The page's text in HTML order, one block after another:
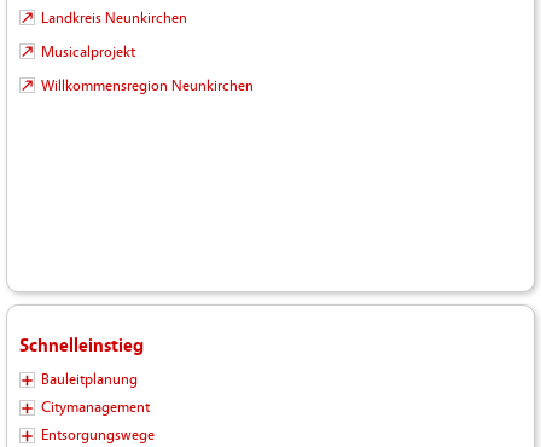
Landkreis Neunkirchen
Musicalprojekt
Willkommensregion Neunkirchen
Schnelleinstieg
Bauleitplanung
Citymanagement
Entsorgungswege